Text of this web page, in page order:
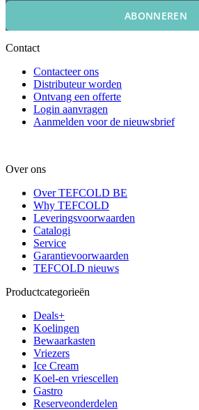
ABONNEREN
Contact
Contacteer ons
Distributeur worden
Ontvang een offerte
Login aanvragen
Aanmelden voor de nieuwsbrief
Over ons
Over TEFCOLD BE
Why TEFCOLD
Leveringsvoorwaarden
Catalogi
Service
Garantievoorwaarden
TEFCOLD nieuws
Productcategorieën
Deals+
Koelingen
Bewaarkasten
Vriezers
Ice Cream
Koel-en vriescellen
Gastro
Reserveonderdelen